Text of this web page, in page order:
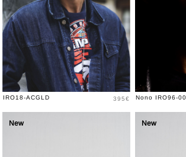
IRO18-ACGLD Prix
395€ Nono IRO96-
New New